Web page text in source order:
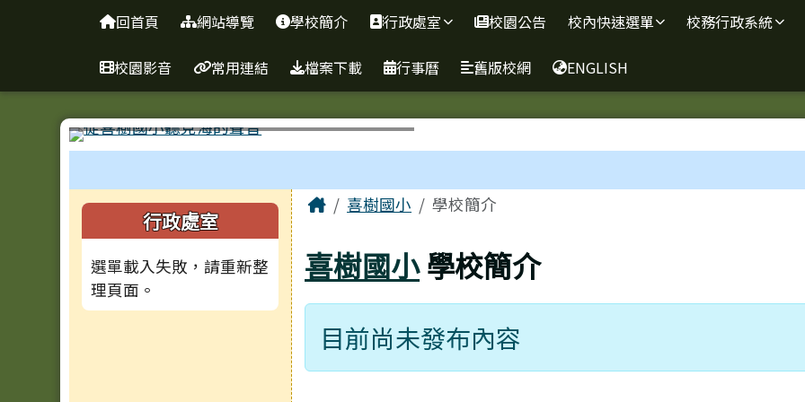
臺南市南區喜樹國民小學
回首頁 網站導覽 學校簡介 行政處室 校園公告 校內快速選單 校務行政系統
校園影音 常用連結 檔案下載 行事曆 舊版校網 ENGLISH
左邊區域內容
行政處室
選單載入失敗，請重新整
理頁面。
主內容區域
Home喜樹國小 學校簡介
喜樹國小學校簡介
目前尚未發布內容
頁尾區域